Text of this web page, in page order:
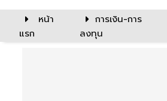
หน้า
แรก
การเงิน-การ
ลงทุน